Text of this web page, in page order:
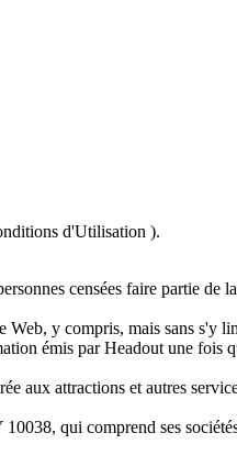
d'Utilisation ).
censées faire partie
y compris, mais sans s'y
émis par Headout une fois
aux attractions et autres
qui comprend ses